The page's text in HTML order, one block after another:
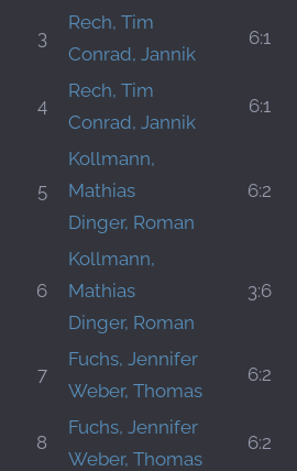
3
Rech, Tim
Conrad, Jannik
6:1
4
Rech, Tim
Conrad, Jannik
6:1
5
Kollmann,
Mathias
Dinger, Roman
6:2
6
Kollmann,
Mathias
Dinger, Roman
3:6
7
Fuchs, Jennifer
Weber, Thomas
6:2
8
Fuchs, Jennifer
Weber, Thomas
6:2